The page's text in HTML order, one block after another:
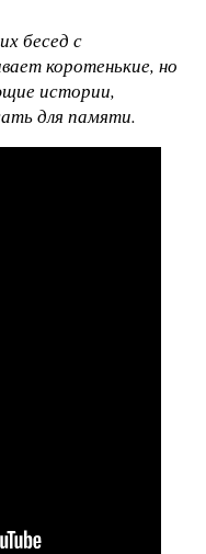
бесед с
коротенькие, но
истории,
для памяти.